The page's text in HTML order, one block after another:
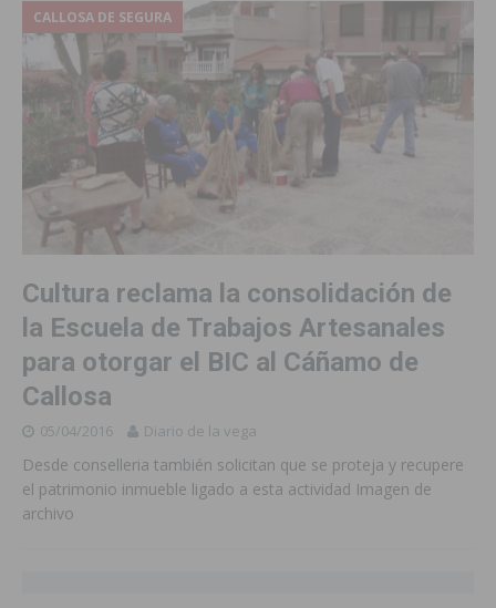
CALLOSA DE SEGURA
Cultura reclama la consolidación de
la Escuela de Trabajos Artesanales
para otorgar el BIC al Cáñamo de
Callosa
05/04/2016 Diario de la vega
Desde conselleria también solicitan que se proteja y recupere
el patrimonio inmueble ligado a esta actividad Imagen de
archivo